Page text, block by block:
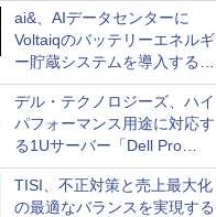
ai&、AIデータセンターに
Voltaiqのバッテリーエネルギ
ー貯蔵システムを導入する計
画を発表
デル・テクノロジーズ、ハイ
パフォーマンス用途に対応す
る1Uサーバー「Dell Pro
Precision 7 R1ラック」を発
売
TISI、不正対策と売上最大化
の最適なバランスを実現する